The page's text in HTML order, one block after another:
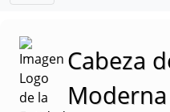
Cabeza
Moderna